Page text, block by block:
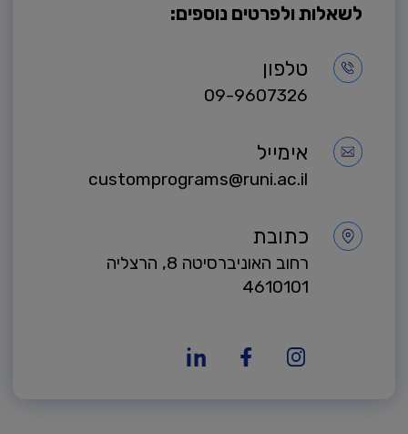
לשאלות ולפרטים נוספים:
טלפון
09-9607326
אימייל
customprograms@runi.ac.il
כתובת
רחוב האוניברסיטה 8, הרצליה
4610101